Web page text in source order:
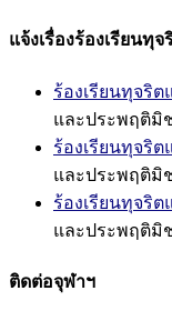
แจ้งเรื่องร้องเรียนทุจ
ร้องเรียนทุจริ
และประพฤติมิ
ร้องเรียนทุจริ
และประพฤติมิ
ร้องเรียนทุจริ
และประพฤติมิ
ติดต่อจุฬาฯ